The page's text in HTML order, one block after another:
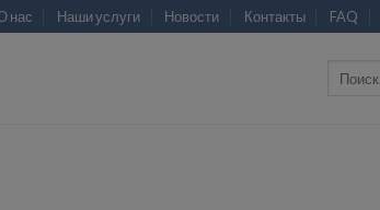
нас Наши услуги Новости Контакты FAQ